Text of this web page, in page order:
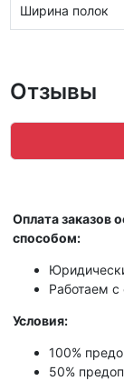
Ширина полок
Отзывы
Оплата заказов
способом:
Работаем
Условия:
100%
50%